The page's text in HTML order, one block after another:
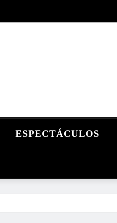
ESPECTÁCULOS